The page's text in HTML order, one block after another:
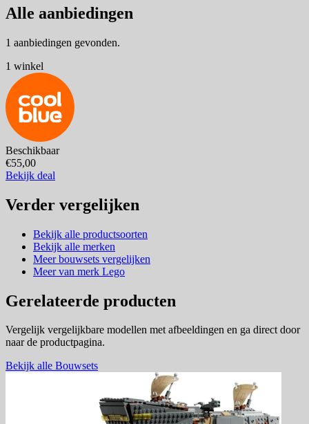
Alle aanbiedingen
1 aanbiedingen gevonden.
1 winkel
Beschikbaar
€55,00
Bekijk deal
Verder vergelijken
Bekijk alle productsoorten
Bekijk alle merken
Meer bouwsets vergelijken
Meer van merk Lego
Gerelateerde producten
Vergelijk vergelijkbare modellen met afbeeldingen en ga direct door
naar de productpagina.
Bekijk alle Bouwsets